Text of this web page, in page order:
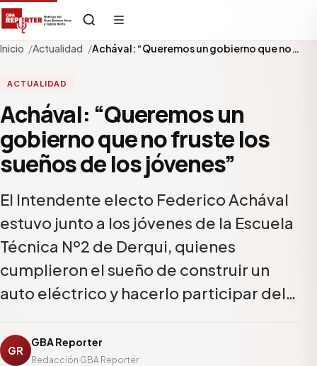
Inicio Actualidad Achával: “Queremos un gobierno que no…
ACTUALIDAD
Achával: “Queremos un
gobierno que no fruste los
sueños de los jóvenes”
El Intendente electo Federico Achával
estuvo junto a los jóvenes de la Escuela
Técnica Nº2 de Derqui, quienes
cumplieron el sueño de construir un
auto eléctrico y hacerlo participar del…
GR
GBA Reporter
Redacción GBA Reporter